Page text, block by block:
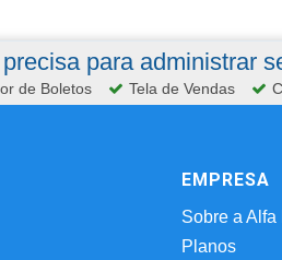
para administrar
de Boletos Tela de Vendas
EMPRESA
Sobre a Alfa
Planos